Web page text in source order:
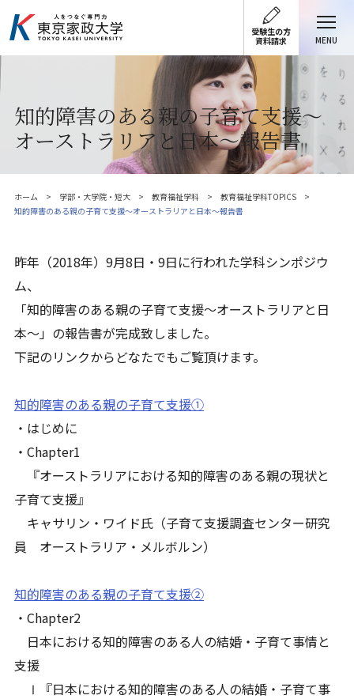
受験生の方
資料請求
MENU
知的障害のある親の子育て支援～
オーストラリアと日本～報告書
ホーム 学部・大学院・短大 教育福祉学科
教育福祉学科TOPICS
知的障害のある親の子育て支援～オーストラリアと日本～報告書
昨年（2018年）9月8日・9日に行われた学科シンポジウ
ム、
「知的障害のある親の子育て支援～オーストラリアと日
本～」の報告書が完成致しました。
下記のリンクからどなたでもご覧頂けます。
知的障害のある親の子育て支援①
・はじめに
・Chapter1
『オーストラリアにおける知的障害のある親の現状と
子育て支援』
キャサリン・ワイド氏（子育て支援調査センター研究
員 オーストラリア・メルボルン）
知的障害のある親の子育て支援②
・Chapter2
日本における知的障害のある人の結婚・子育て事情と
支援
Ⅰ『日本における知的障害のある人の結婚・子育て事